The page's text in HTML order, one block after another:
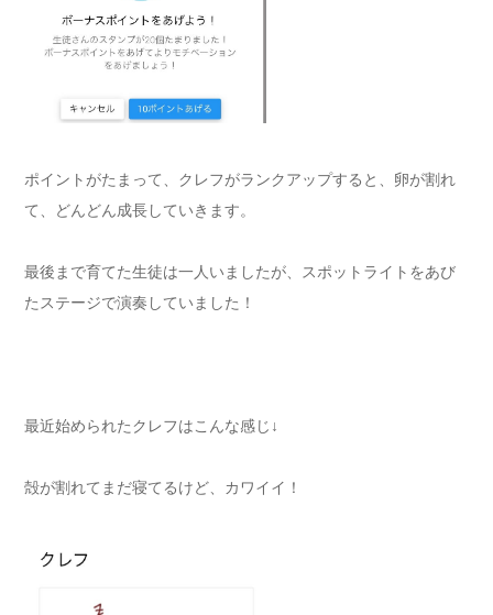
ポイントがたまって、クレフがランクアップすると、卵が割れ
て、どんどん成長していきます。
最後まで育てた生徒は一人いましたが、スポットライトをあび
たステージで演奏していました！
最近始められたクレフはこんな感じ↓
殻が割れてまだ寝てるけど、カワイイ！